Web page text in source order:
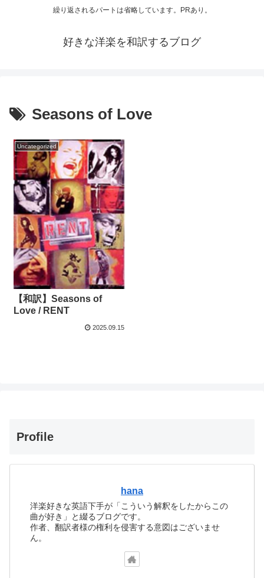
繰り返されるパートは省略しています。PRあり。
好きな洋楽を和訳するブログ
Seasons of Love
Uncategorized
【和訳】Seasons of
Love / RENT
2025.09.15
Profile
hana
洋楽好きな英語下手が「こういう解釈をしたからこの
曲が好き」と綴るブログです。
作者、翻訳者様の権利を侵害する意図はございませ
ん。